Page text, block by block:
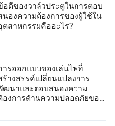
อดีของวาล์วประตูในการตอบ
นองความต้องการของผู้ใช้ใน
ตสาหกรรมคืออะไร?
ารออกแบบของเล่นไฟที่
ร้างสรรค์เปลี่ยนแปลงการ
ฒนาและตอบสนองความ
องการด้านความปลอดภัยของ